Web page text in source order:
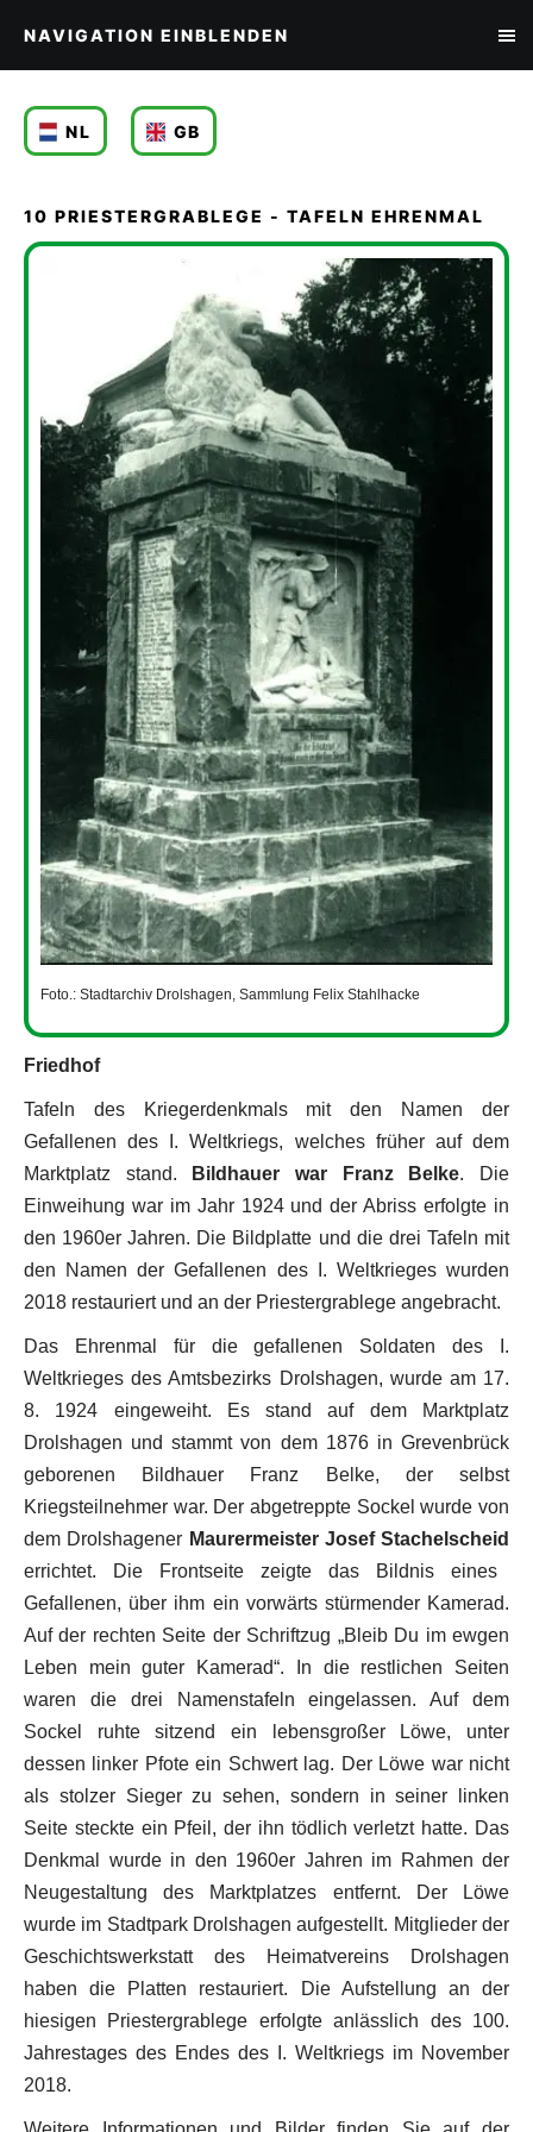
NAVIGATION EINBLENDEN
NL GB
10 PRIESTERGRABLEGE - TAFELN EHRENMAL
Foto.: Stadtarchiv Drolshagen, Sammlung Felix Stahlhacke
Friedhof
Tafeln des Kriegerdenkmals mit den Namen der
Gefallenen des I. Weltkriegs, welches früher auf dem
Marktplatz stand.
Bildhauer war Franz Belke. Die
Einweihung war im Jahr 1924 und der Abriss erfolgte in
den 1960er Jahren. Die Bildplatte und die drei Tafeln mit
den Namen der Gefallenen des I. Weltkrieges wurden
2018 restauriert und an der Priestergrablege angebracht.
Das Ehrenmal für die gefallenen Soldaten des I.
Weltkrieges des Amtsbezirks Drolshagen, wurde am 17.
8. 1924 eingeweiht. Es stand auf dem Marktplatz
Drolshagen und stammt von dem 1876 in Grevenbrück
geborenen Bildhauer Franz Belke, der selbst
Kriegsteilnehmer war. Der abgetreppte Sockel wurde von
dem Drolshagener Maurermeister Josef Stachelscheid
errichtet. Die Frontseite zeigte das Bildnis eines
Gefallenen, über ihm ein vorwärts stürmender Kamerad.
Auf der rechten Seite der Schriftzug „Bleib Du im ewgen
Leben mein guter Kamerad“. In die restlichen Seiten
waren die drei Namenstafeln eingelassen. Auf dem
Sockel ruhte sitzend ein lebensgroßer Löwe, unter
dessen linker Pfote ein Schwert lag. Der Löwe war nicht
als stolzer Sieger zu sehen, sondern in seiner linken
Seite steckte ein Pfeil, der ihn tödlich verletzt hatte. Das
Denkmal wurde in den 1960er Jahren im Rahmen der
Neugestaltung des Marktplatzes entfernt. Der Löwe
wurde im Stadtpark Drolshagen aufgestellt. Mitglieder der
Geschichtswerkstatt des Heimatvereins Drolshagen
haben die Platten restauriert. Die Aufstellung an der
hiesigen Priestergrablege erfolgte anlässlich des 100.
Jahrestages des Endes des I. Weltkriegs im November
2018.